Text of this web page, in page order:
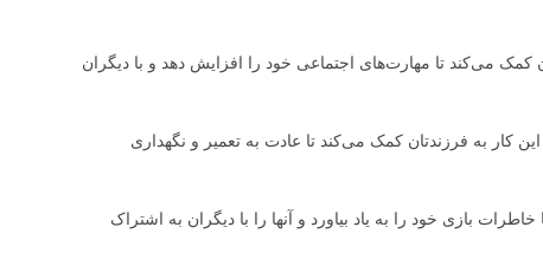
کمک می‌کند تا مهارت‌های اجتماعی خود را افزایش دهد و با دیگران
این کار به فرزندتان کمک می‌کند تا عادت به تعمیر و نگهداری
خاطرات بازی خود را به یاد بیاورد و آنها را با دیگران به اشتراک